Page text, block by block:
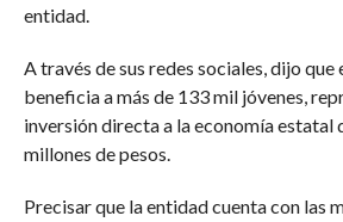
entidad.
A través de sus redes sociales, dijo
beneficia a más de 133 mil jóvenes,
inversión directa a la economía estatal
millones de pesos.
Precisar que la entidad cuenta con las